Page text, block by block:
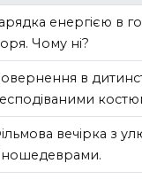
енергією в
Чому ні?
в
вечірка з